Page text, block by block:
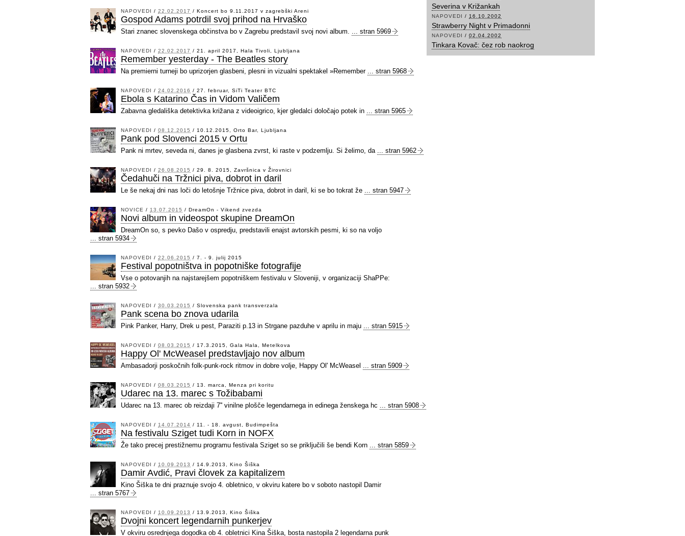
NAPOVEDI / 22.02.2017 / Koncert bo 9.11.2017 v zagrebški Areni
Gospod Adams potrdil svoj prihod na Hrvaško
Stari znanec slovenskega občinstva bo v Zagrebu predstavil svoj novi album. ... stran 5969
NAPOVEDI / 22.02.2017 / 21. april 2017, Hala Tivoli, Ljubljana
Remember yesterday - The Beatles story
Na premierni turneji bo uprizorjen glasbeni, plesni in vizualni spektakel »Remember ... stran 5968
NAPOVEDI / 24.02.2016 / 27. februar, SiTi Teater BTC
Ebola s Katarino Čas in Vidom Valičem
Zabavna gledališka detektivka križana z videoigrico, kjer gledalci določajo potek in ... stran 5965
NAPOVEDI / 08.12.2015 / 10.12.2015, Orto Bar, Ljubljana
Pank pod Slovenci 2015 v Ortu
Pank ni mrtev, seveda ni, danes je glasbena zvrst, ki raste v podzemlju. Si želimo, da ... stran 5962
NAPOVEDI / 26.08.2015 / 29. 8. 2015, Završnica v Žirovnici
Čedahuči na Tržnici piva, dobrot in daril
Le še nekaj dni nas loči do letošnje Tržnice piva, dobrot in daril, ki se bo tokrat že ... stran 5947
NOVICE / 13.07.2015 / DreamOn - Vikend zvezda
Novi album in videospot skupine DreamOn
DreamOn so, s pevko Dašo v ospredju, predstavili enajst avtorskih pesmi, ki so na voljo
... stran 5934
NAPOVEDI / 22.06.2015 / 7. - 9. julij 2015
Festival popotništva in popotniške fotografije
Vse o potovanjih na najstarejšem popotniškem festivalu v Sloveniji, v organizaciji ShaPPe:
... stran 5932
NAPOVEDI / 30.03.2015 / Slovenska pank transverzala
Pank scena bo znova udarila
Pink Panker, Harry, Drek u pest, Paraziti p.13 in Strgane pazduhe v aprilu in maju ... stran 5915
NAPOVEDI / 08.03.2015 / 17.3.2015, Gala Hala, Metelkova
Happy Ol' McWeasel predstavljajo nov album
Ambasadorji poskočnih folk-punk-rock ritmov in dobre volje, Happy Ol' McWeasel ... stran 5909
NAPOVEDI / 08.03.2015 / 13. marca, Menza pri koritu
Udarec na 13. marec s Tožibabami
Udarec na 13. marec ob reizdaji 7'' vinilne plošče legendarnega in edinega ženskega hc ... stran 5908
NAPOVEDI / 14.07.2014 / 11. - 18. avgust, Budimpešta
Na festivalu Sziget tudi Korn in NOFX
Že tako precej prestižnemu programu festivala Sziget so se priključili še bendi Korn ... stran 5859
NAPOVEDI / 10.09.2013 / 14.9.2013, Kino Šiška
Damir Avdić, Pravi človek za kapitalizem
Kino Šiška te dni praznuje svojo 4. obletnico, v okviru katere bo v soboto nastopil Damir
... stran 5767
NAPOVEDI / 10.09.2013 / 13.9.2013, Kino Šiška
Dvojni koncert legendarnih punkerjev
V okviru osrednjega dogodka ob 4. obletnici Kina Šiška, bosta nastopila 2 legendarna punk
Severina v Križankah
NAPOVEDI / 16.10.2002
Strawberry Night v Primadonni
NAPOVEDI / 02.04.2002
Tinkara Kovač: čez rob naokrog